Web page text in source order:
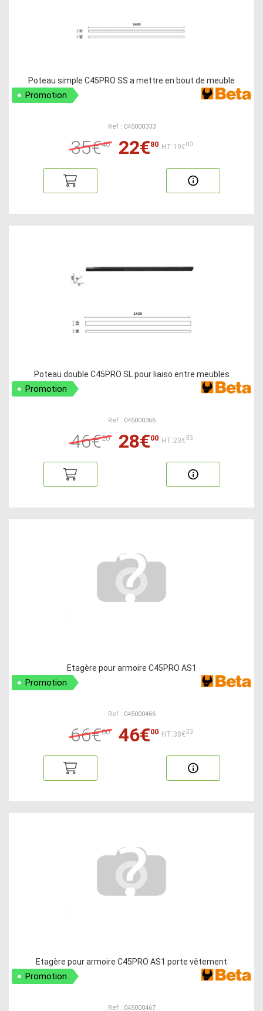
Poteau simple C45PRO SS a mettre en bout de meuble
Promotion
Ref : 045000333
35€40 22€80 HT:19€00
Poteau double C45PRO SL pour liaiso entre meubles
Promotion
Ref : 045000366
46€20 28€00 HT:23€33
Etagère pour armoire C45PRO AS1
Promotion
Ref : 045000466
66€00 46€00 HT:38€33
Etagère pour armoire C45PRO AS1 porte vêtement
Promotion
Ref : 045000467